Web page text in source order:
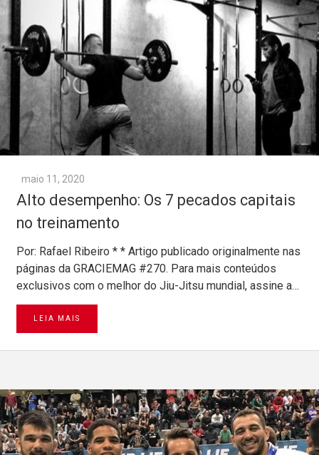
maio 11, 2020
Alto desempenho: Os 7 pecados capitais
no treinamento
Por: Rafael Ribeiro * * Artigo publicado originalmente nas
páginas da GRACIEMAG #270. Para mais conteúdos
exclusivos com o melhor do Jiu-Jitsu mundial, assine a…
LEIA MAIS